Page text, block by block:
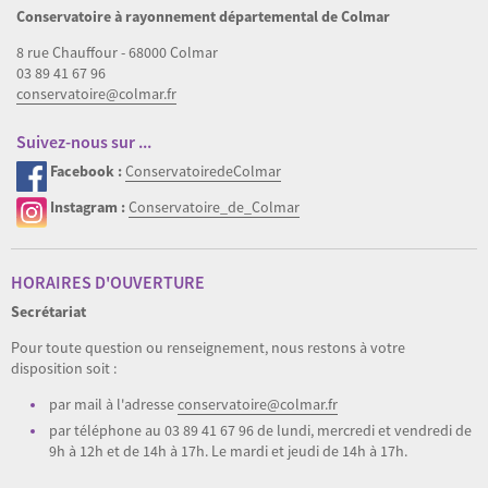
Conservatoire à rayonnement départemental de Colmar
8 rue Chauffour - 68000 Colmar
03 89 41 67 96
conservatoire@colmar.fr
Suivez-nous sur ...
Facebook :ConservatoiredeColmar
Instagram :Conservatoire_de_Colmar
HORAIRES D'OUVERTURE
Secrétariat
Pour toute question ou renseignement, nous restons à votre
disposition soit :
par mail à l'adresseconservatoire@colmar.fr
par téléphone au 03 89 41 67 96 de lundi, mercredi et vendredi de
9h à 12h et de 14h à 17h. Le mardi et jeudi de 14h à 17h.